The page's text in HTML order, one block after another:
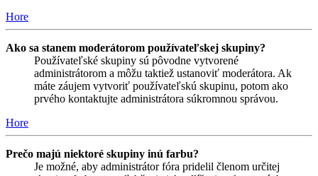
Hore
Ako sa stanem moderátorom používateľskej skupiny?
Používateľské skupiny sú pôvodne vytvorené
administrátorom a môžu taktiež ustanoviť moderátora. Ak
máte záujem vytvoriť používateľskú skupinu, potom ako
prvého kontaktujte administrátora súkromnou správou.
Hore
Prečo majú niektoré skupiny inú farbu?
Je možné, aby administrátor fóra pridelil členom určitej